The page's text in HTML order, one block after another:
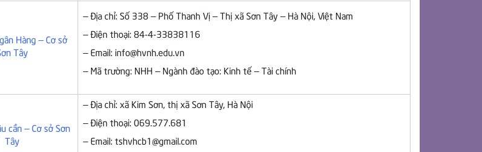
Hàng – Cơ sở
Tây
– Địa chỉ: Số 338 – Phố Thanh Vị – Thị xã Sơn Tây – Hà Nội, Việt Nam
– Điện thoại: 84-4-33838116
– Email: info@hvnh.edu.vn
– Mã trường: NHH – Ngành đào tạo: Kinh tế – Tài chính
cần – Cơ sở Sơn
Tây
– Địa chỉ: xã Kim Sơn, thị xã Sơn Tây, Hà Nội
– Điện thoại: 069.577.681
– Email: tshvhcb1@gmail.com